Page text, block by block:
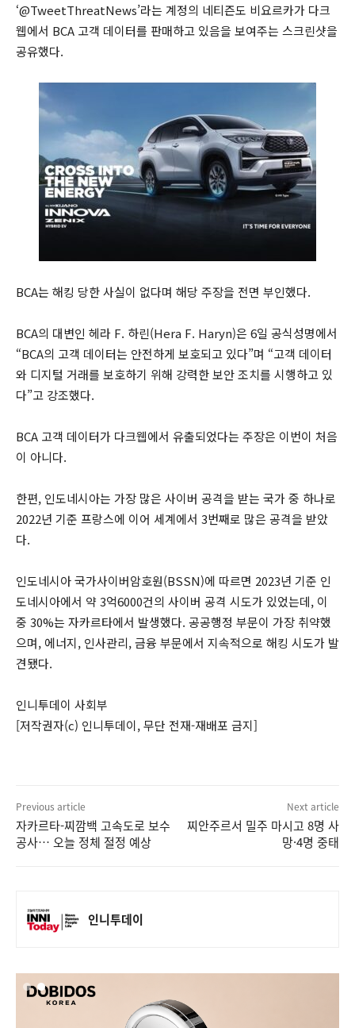
‘@TweetThreatNews’라는 계정의 네티즌도 비요르카가 다크
웹에서 BCA 고객 데이터를 판매하고 있음을 보여주는 스크린샷을
공유했다.
BCA는 해킹 당한 사실이 없다며 해당 주장을 전면 부인했다.
BCA의 대변인 헤라 F. 하린(Hera F. Haryn)은 6일 공식성명에서
“BCA의 고객 데이터는 안전하게 보호되고 있다”며 “고객 데이터
와 디지털 거래를 보호하기 위해 강력한 보안 조치를 시행하고 있
다”고 강조했다.
BCA 고객 데이터가 다크웹에서 유출되었다는 주장은 이번이 처음
이 아니다.
한편, 인도네시아는 가장 많은 사이버 공격을 받는 국가 중 하나로
2022년 기준 프랑스에 이어 세계에서 3번째로 많은 공격을 받았
다.
인도네시아 국가사이버암호원(BSSN)에 따르면 2023년 기준 인
도네시아에서 약 3억6000건의 사이버 공격 시도가 있었는데, 이
중 30%는 자카르타에서 발생했다. 공공행정 부문이 가장 취약했
으며, 에너지, 인사관리, 금융 부문에서 지속적으로 해킹 시도가 발
견됐다.
인니투데이 사회부
[저작권자(c) 인니투데이, 무단 전재-재배포 금지]
Previous article
자카르타-찌깜백 고속도로 보수
공사… 오늘 정체 절정 예상
Next article
찌안주르서 밀주 마시고 8명 사
망·4명 중태
인니투데이